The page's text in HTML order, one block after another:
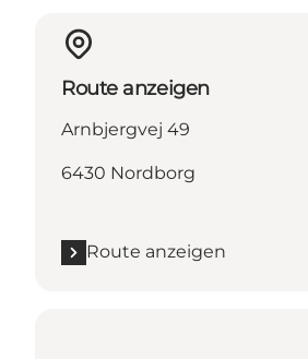
Route anzeigen
Arnbjergvej 49
6430 Nordborg
Route anzeigen